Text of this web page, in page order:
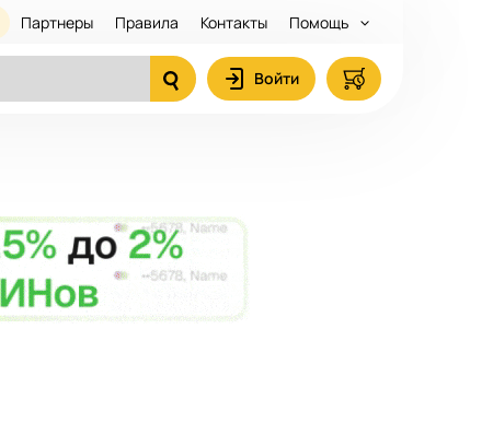
Партнеры Правила Контакты Помощь
Войти